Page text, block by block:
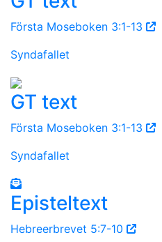
Första Moseboken 3:1-13
Syndafallet
GT text
Första Moseboken 3:1-13
Syndafallet
Episteltext
Hebreerbrevet 5:7-10